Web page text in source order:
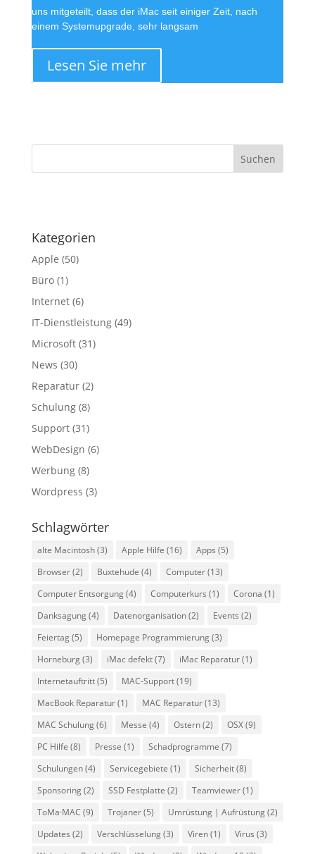
uns mitgeteilt, dass der iMac seit einiger Zeit, nach
einem Systemupgrade, sehr langsam
Lesen Sie mehr
Kategorien
Apple (50)
Büro(1)
Internet(6)
IT-Dienstleistung(49)
Microsoft(31)
News (30)
Reparatur(2)
Schulung(8)
Support(31)
WebDesign (6)
Werbung(8)
Wordpress (3)
Schlagwörter
alte Macintosh(3) Apple Hilfe (16) Apps (5)
Browser(2) Buxtehude (4) Computer(13)
Computer Entsorgung(4) Computerkurs (1) Corona (1)
Danksagung(4) Datenorganisation(2) Events (2)
Feiertag(5) Homepage Programmierung(3)
Horneburg(3) iMac defekt(7) iMac Reparatur(1)
Internetauftritt(5) MAC-Support(19)
MacBook Reparatur(1) MAC Reparatur(13)
MAC Schulung(6) Messe (4) Ostern(2) OSX(9)
PC Hilfe (8) Presse (1) Schadprogramme (7)
Schulungen(4) Servicegebiete (1) Sicherheit(8)
Sponsoring(2) SSD Festplatte (2) Teamviewer(1)
ToMa·MAC (9) Trojaner(5) Umrüstung | Aufrüstung(2)
Updates (2) Verschlüsselung(3) Viren(1) Virus (3)